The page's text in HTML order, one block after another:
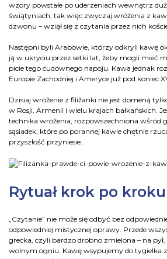
wzory powstałe po uderzeniach wewnątrz
świątyniach, tak więc zwyczaj wróżenia z
dzwonu – wziął się z czytania przez nich
Następni byli Arabowie, którzy odkryli kawę
ją w ukryciu przez setki lat, żeby mogli mieć
picie tego cudownego napoju. Kawa jednak
Europie Zachodniej i Ameryce już pod koniec
Dzisiaj wróżenie z filiżanki nie jest domeną
w Rosji, Armenii i wielu krajach bałkańskich.
technika wróżenia, rozpowszechniona wśród
sąsiadek, które po porannej kawie chętnie
przyszłość przyniesie.
Rytuał krok po kroku
„Czytanie” nie może się odbyć bez
odpowiedniej mistycznej oprawy. Przede
grecka, czyli bardzo drobno zmielona – na
wolnym ogniu. Kawę wsypujemy do tygielka